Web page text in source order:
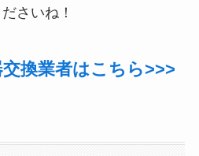
さいね！
換業者はこちら>>>